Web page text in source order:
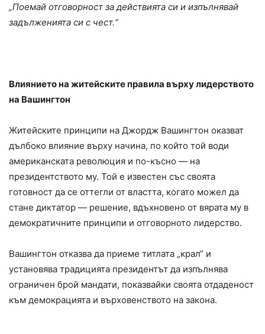
„Поемай отговорност за действията си и изпълнявай
задълженията си с чест.“
Влиянието на житейските правила върху лидерството
на Вашингтон
Житейските принципи на Джордж Вашингтон оказват
дълбоко влияние върху начина, по който той води
американската революция и по-късно — на
президентството му. Той е известен със своята
готовност да се оттегли от властта, когато можел да
стане диктатор — решение, вдъхновено от вярата му в
демократичните принципи и отговорното лидерство.
Вашингтон отказва да приеме титлата „крал“ и
установява традицията президентът да изпълнява
ограничен брой мандати, показвайки своята отдаденост
към демокрацията и върховенството на закона.